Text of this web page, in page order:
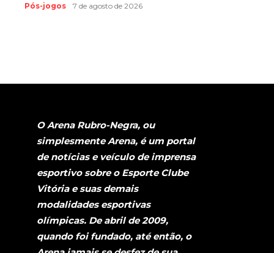
Pós-jogos 7 de agosto de 2026
O Arena Rubro-Negra, ou
simplesmente Arena, é um portal
de notícias e veículo de imprensa
esportivo sobre o Esporte Clube
Vitória e suas demais
modalidades esportivas
olímpicas. De abril de 2009,
quando foi fundado, até então, o